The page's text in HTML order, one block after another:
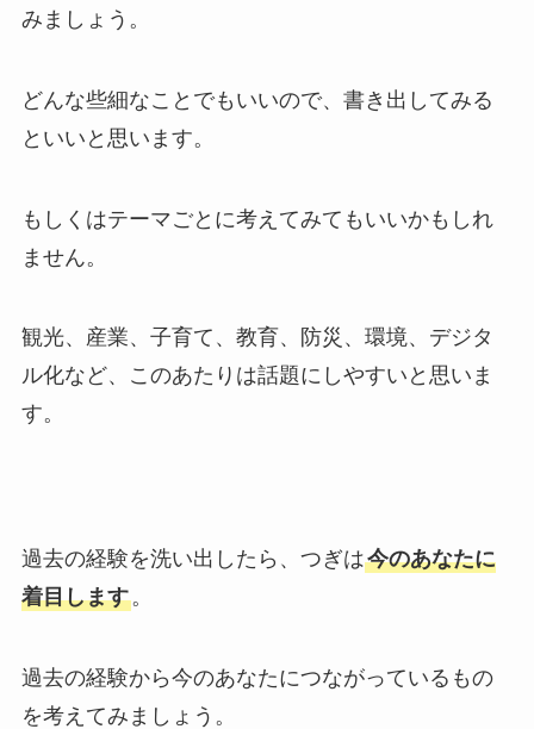
みましょう。
どんな些細なことでもいいので、書き出してみる
といいと思います。
もしくはテーマごとに考えてみてもいいかもしれ
ません。
観光、産業、子育て、教育、防災、環境、デジタ
ル化など、このあたりは話題にしやすいと思いま
す。
過去の経験を洗い出したら、つぎは今のあなたに
着目します。
過去の経験から今のあなたにつながっているもの
を考えてみましょう。